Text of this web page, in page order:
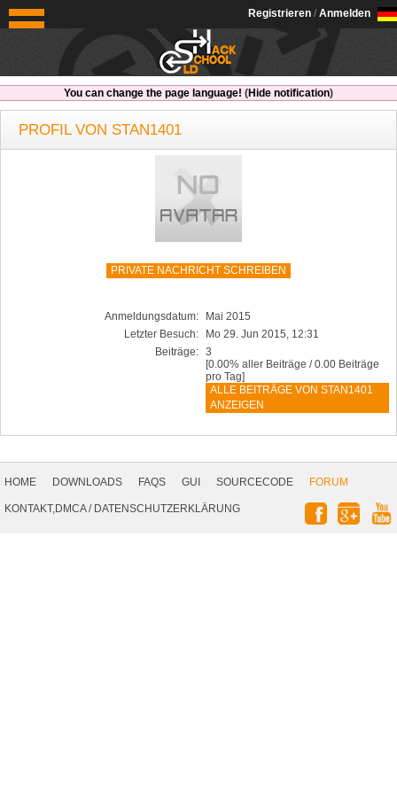
OldSchoolHack
Registrieren / Anmelden
You can change the page language! (Hide notification)
PROFIL VON STAN1401
PRIVATE NACHRICHT SCHREIBEN
Anmeldungsdatum:
Mai 2015
Letzter Besuch:
Mo 29. Jun 2015, 12:31
Beiträge: 3
[0.00% aller Beiträge / 0.00 Beiträge
pro Tag]
ALLE BEITRÄGE VON STAN1401
ANZEIGEN
Navigation
HOME DOWNLOADS FAQS GUI SOURCECODE
FORUM
KONTAKT,DMCA/ DATENSCHUTZERKLÄRUNG